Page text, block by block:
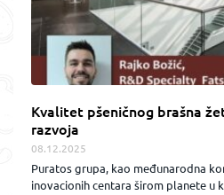
Kvalitet pšeničnog brašna
razvoja
08.12.2025
Puratos grupa, kao međunarodna
inovacionih centara širom planete u